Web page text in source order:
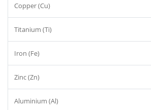
Copper (Cu)
Titanium (Ti)
Iron (Fe)
Zinc (Zn)
Aluminium (Al)